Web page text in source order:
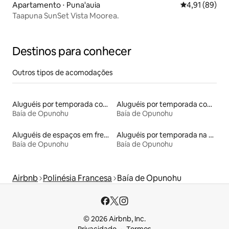
Apartamento ⋅ Puna'auia 4,91 de uma
4,91 (89)
Taapuna SunSet Vista Moorea.
Destinos para conhecer
Outros tipos de acomodações
Aluguéis por temporada com café da manhã
Baía de Opunohu
Aluguéis por temporada com acesso à praia
Baía de Opunohu
Aluguéis de espaços em frente à praia
Baía de Opunohu
Aluguéis por temporada na orla
Baía de Opunohu
Airbnb Polinésia Francesa Baía de Opunohu
© 2026 Airbnb, Inc.